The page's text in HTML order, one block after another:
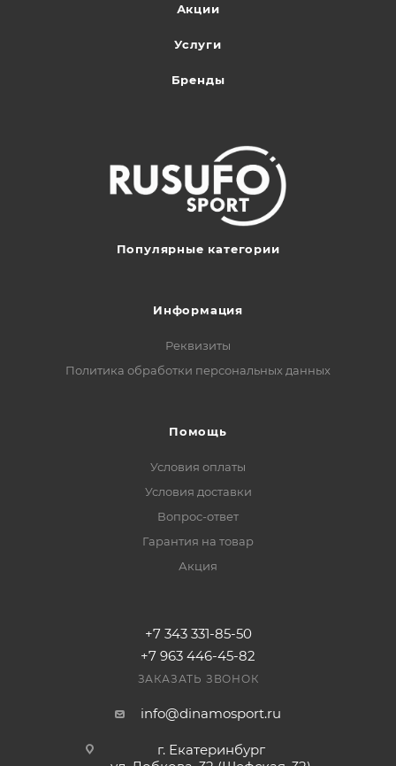
Акции
Услуги
Бренды
Популярные категории
Информация
Реквизиты
Политика обработки персональных данных
Помощь
Условия оплаты
Условия доставки
Вопрос-ответ
Гарантия на товар
Акция
+7 343 331-85-50
+7 963 446-45-82
ЗАКАЗАТЬ ЗВОНОК
info@dinamosport.ru
г. Екатеринбург